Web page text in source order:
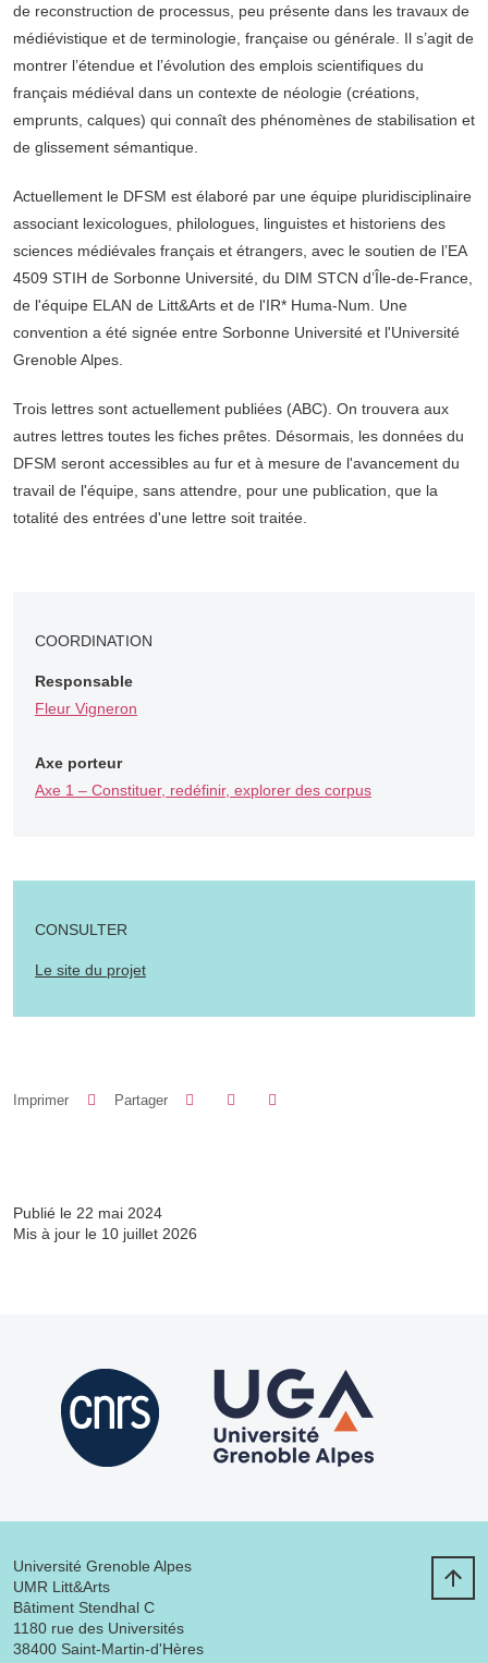
de reconstruction de processus, peu présente dans les travaux de
médiévistique et de terminologie, française ou générale. Il s’agit de
montrer l’étendue et l’évolution des emplois scientifiques du
français médiéval dans un contexte de néologie (créations,
emprunts, calques) qui connaît des phénomènes de stabilisation et
de glissement sémantique.
Actuellement le DFSM est élaboré par une équipe pluridisciplinaire
associant lexicologues, philologues, linguistes et historiens des
sciences médiévales français et étrangers, avec le soutien de l’EA
4509 STIH de Sorbonne Université, du DIM STCN d’Île-de-France,
de l'équipe ELAN de Litt&Arts et de l'IR* Huma-Num. Une
convention a été signée entre Sorbonne Université et l'Université
Grenoble Alpes.
Trois lettres sont actuellement publiées (ABC). On trouvera aux
autres lettres toutes les fiches prêtes. Désormais, les données du
DFSM seront accessibles au fur et à mesure de l'avancement du
travail de l'équipe, sans attendre, pour une publication, que la
totalité des entrées d'une lettre soit traitée.
COORDINATION
Responsable
Fleur Vigneron
Axe porteur
Axe 1 – Constituer, redéfinir, explorer des corpus
CONSULTER
Le site du projet
Imprimer Partager Partager sur Facebook
Partager sur LinkedIn
Publié le 22 mai 2024
Mis à jour le 10 juillet 2026
Université Grenoble Alpes
UMR Litt&Arts
Bâtiment Stendhal C
1180 rue des Universités
38400 Saint-Martin-d'Hères